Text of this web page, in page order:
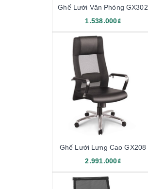
Ghế Lưới Văn Phòng GX302
1.538.000₫
Ghế Lưới Lưng Cao GX208
2.991.000₫